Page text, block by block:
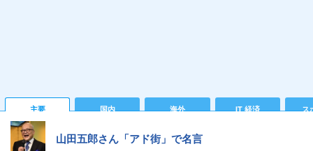
主要 国内 海外 IT 経済 ス
山田五郎さん「アド街」で名言